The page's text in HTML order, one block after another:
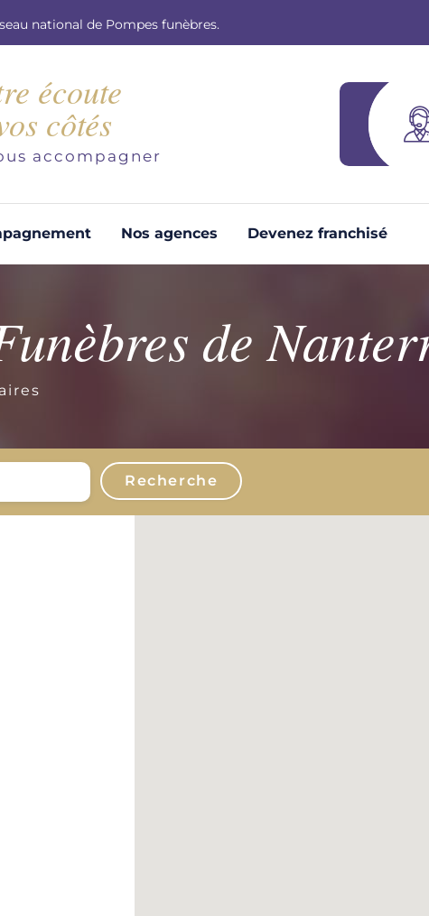
national de Pompes funèbres.
écoute
côtés
accompagner
Nos agences Devenez franchisé
à vous
délais.
soulager vos proches pour
cérémonie. Nous vous
de